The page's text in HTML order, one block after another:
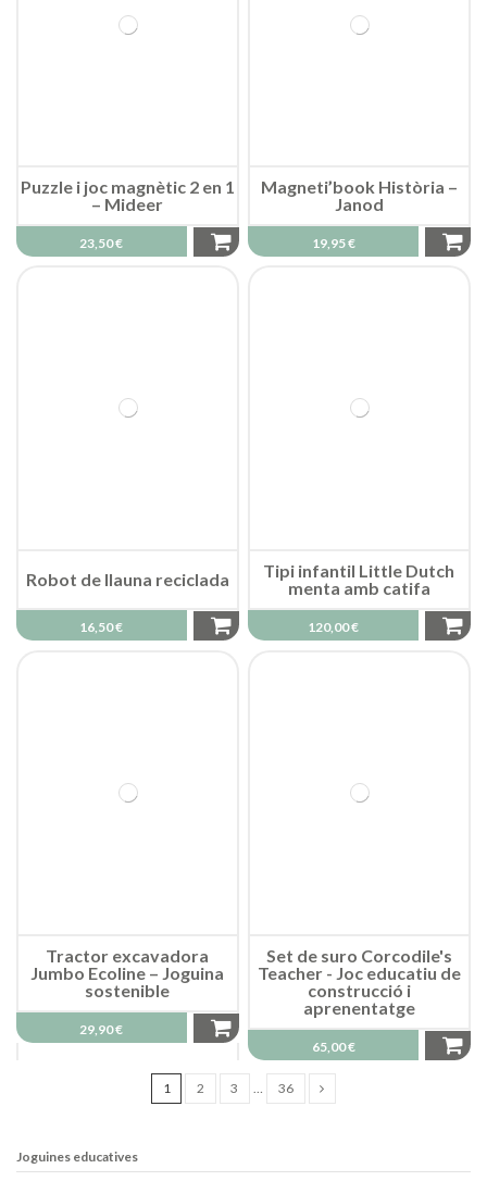
Puzzle i joc magnètic 2 en 1
– Mideer
23,50 €
Magneti’book Història –
Janod
19,95 €
Robot de llauna reciclada
16,50 €
Tipi infantil Little Dutch
menta amb catifa
120,00 €
Tractor excavadora
Jumbo Ecoline – Joguina
sostenible
29,90 €
Set de suro Corcodile's
Teacher - Joc educatiu de
construcció i
aprenentatge
65,00 €
1 2 3 … 36
Joguines educatives